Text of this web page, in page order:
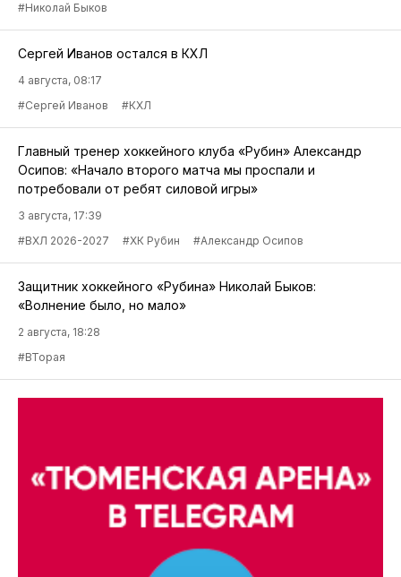
#Николай Быков
Сергей Иванов остался в КХЛ
4 августа, 08:17
#Сергей Иванов
#КХЛ
Главный тренер хоккейного клуба «Рубин» Александр
Осипов: «Начало второго матча мы проспали и
потребовали от ребят силовой игры»
3 августа, 17:39
#ВХЛ 2026-2027
#ХК Рубин #Александр Осипов
Защитник хоккейного «Рубина» Николай Быков:
«Волнение было, но мало»
2 августа, 18:28
#ВТорая